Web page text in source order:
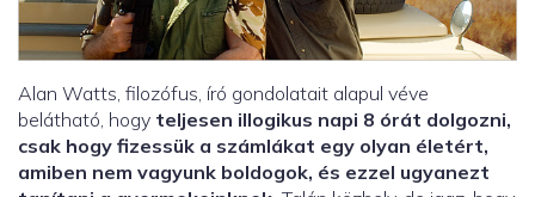
Alan Watts, filozófus, író gondolatait alapul véve
belátható, hogy teljesen illogikus napi 8 órát dolgozni,
csak hogy fizessük a számlákat egy olyan életért,
amiben nem vagyunk boldogok, és ezzel ugyanezt